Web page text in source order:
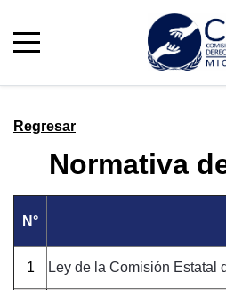
Regresar
Normativa
N°
1 Ley de la Comisión Estatal